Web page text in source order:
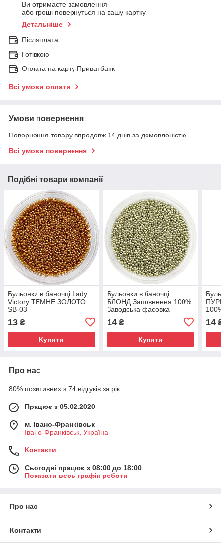
Ви отримаєте замовлення
або гроші повернуться на вашу картку
Детальніше
Післяплата
Готівкою
Оплата на карту Приватбанк
Всі умови оплати
Умови повернення
Повернення товару впродовж 14 днів за домовленістю
Всі умови повернення
Подібні товари компанії
Бульонки в баночці Lady
Victory ТЕМНЕ ЗОЛОТО
SB-03
13 ₴
Купити
Бульонки в баночці
БЛОНД Заповнення 100%
Заводська фасовка
14₴
Купити
14
Про нас
80% позитивних з 74 відгуків за рік
Працює з 05.02.2020
м. Івано-Франківськ
Івано-Франківськ, Україна
Контакти
Сьогодні працює з 08:00 до 18:00
Показати весь графік роботи
Про нас
Контакти